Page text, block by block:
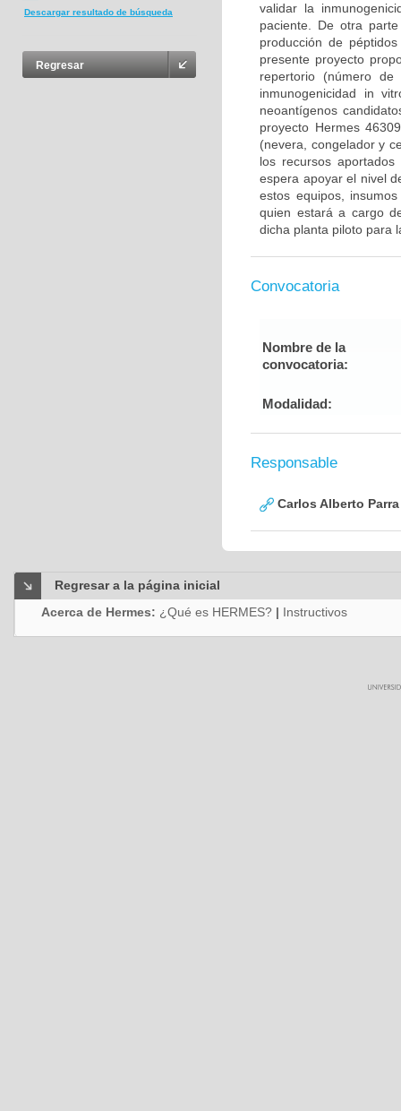
Descargar resultado de búsqueda
Regresar
validar la
paciente. De otra
producción de
presente proyecto
repertorio (número
inmunogenicidad in
neoantígenos
proyecto Hermes
(nevera, congelador y
los recursos
espera apoyar el nivel
estos equipos,
quien estará a cargo
dicha planta piloto para
Convocatoria
Nombre de la
convocatoria:
Modalidad:
Responsable
Carlos Alberto
Regresar a la página inicial
Acerca de Hermes: ¿Qué es HERMES? | Instructivos